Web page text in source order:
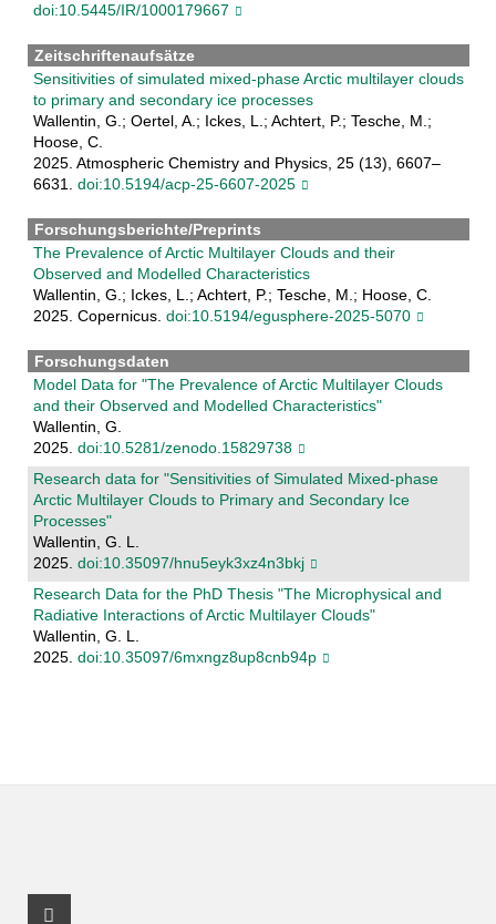
doi:10.5445/IR/1000179667
Zeitschriftenaufsätze
Sensitivities of simulated mixed-phase Arctic multilayer clouds
to primary and secondary ice processes
Wallentin, G.; Oertel, A.; Ickes, L.; Achtert, P.; Tesche, M.;
Hoose, C.
2025. Atmospheric Chemistry and Physics, 25 (13), 6607–
6631. doi:10.5194/acp-25-6607-2025
Forschungsberichte/Preprints
The Prevalence of Arctic Multilayer Clouds and their
Observed and Modelled Characteristics
Wallentin, G.; Ickes, L.; Achtert, P.; Tesche, M.; Hoose, C.
2025. Copernicus. doi:10.5194/egusphere-2025-5070
Forschungsdaten
Model Data for "The Prevalence of Arctic Multilayer Clouds
and their Observed and Modelled Characteristics"
Wallentin, G.
2025. doi:10.5281/zenodo.15829738
Research data for "Sensitivities of Simulated Mixed-phase
Arctic Multilayer Clouds to Primary and Secondary Ice
Processes"
Wallentin, G. L.
2025. doi:10.35097/hnu5eyk3xz4n3bkj
Research Data for the PhD Thesis "The Microphysical and
Radiative Interactions of Arctic Multilayer Clouds"
Wallentin, G. L.
2025. doi:10.35097/6mxngz8up8cnb94p